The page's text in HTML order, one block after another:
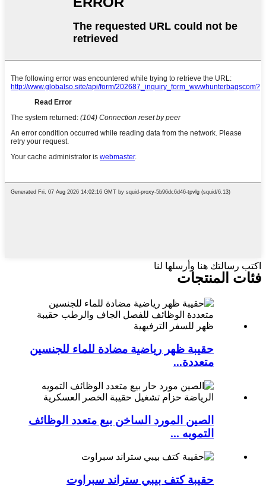
اكتب رسالتك هنا وأرسلها لنا
فئات المنتجات
حقيبة ظهر رياضية مضادة للماء للجنسين
متعددة...
الصين المورد الساخن بيع متعدد الوظائف
التمويه ...
حقيبة كتف بيبي ستراند سبراوت